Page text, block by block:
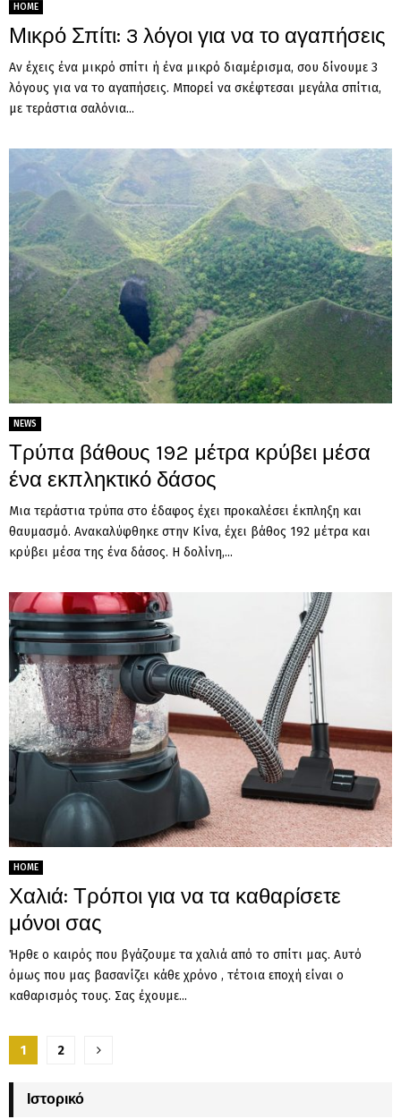
HOME
Μικρό Σπίτι: 3 λόγοι για να το αγαπήσεις
Αν έχεις ένα μικρό σπίτι ή ένα μικρό διαμέρισμα, σου δίνουμε 3
λόγους για να το αγαπήσεις. Μπορεί να σκέφτεσαι μεγάλα σπίτια,
με τεράστια σαλόνια...
NEWS
Τρύπα βάθους 192 μέτρα κρύβει μέσα
ένα εκπληκτικό δάσος
Μια τεράστια τρύπα στο έδαφος έχει προκαλέσει έκπληξη και
θαυμασμό. Ανακαλύφθηκε στην Κίνα, έχει βάθος 192 μέτρα και
κρύβει μέσα της ένα δάσος. Η δολίνη,...
HOME
Χαλιά: Τρόποι για να τα καθαρίσετε
μόνοι σας
Ήρθε ο καιρός που βγάζουμε τα χαλιά από το σπίτι μας. Αυτό
όμως που μας βασανίζει κάθε χρόνο , τέτοια εποχή είναι ο
καθαρισμός τους. Σας έχουμε...
Σελιδοποίηση
άρθρων
1 2
Ιστορικό